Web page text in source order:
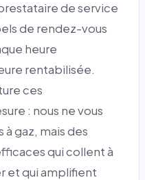
de service
de rendez-vous
heure
rentabilisée.
ces
: nous ne vous
à gaz, mais des
qui collent à
et qui amplifient